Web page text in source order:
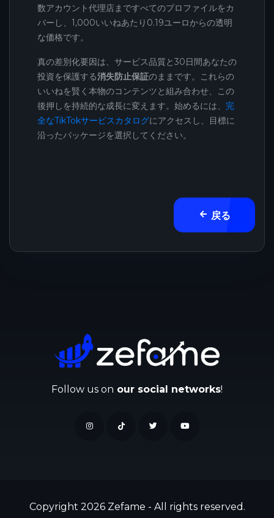
数アカウント代理店まですべてのプロファイルをカ
バーし、1,000いいねあたり0.19ユーロからの透明
な価格です。
真の差別化要因は、サービス品質と30日間あなたの
投資を保護する消失防止保証のままです。これらの
いいねを賢く本物のコンテンツと組み合わせ、この
後押しを持続的な成長に変えます。始めるには、 完
全なTikTokサービスカタログにアクセスし、目標に
沿ったパッケージを選択してください。
戻る
Follow us on our social networks!
Copyright 2026 Zefame - All rights reserved.